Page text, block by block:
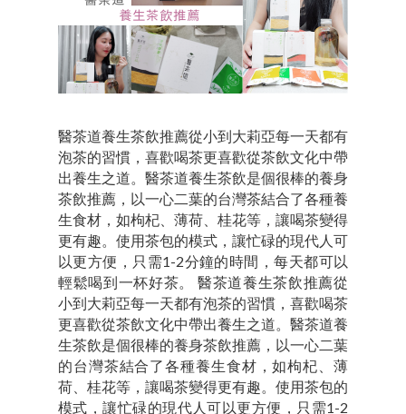
醫茶道養生茶飲推薦從小到大莉亞每一天都有
泡茶的習慣，喜歡喝茶更喜歡從茶飲文化中帶
出養生之道。醫茶道養生茶飲是個很棒的養身
茶飲推薦，以一心二葉的台灣茶結合了各種養
生食材，如枸杞、薄荷、桂花等，讓喝茶變得
更有趣。使用茶包的模式，讓忙碌的現代人可
以更方便，只需1-2分鐘的時間，每天都可以
輕鬆喝到一杯好茶。 醫茶道養生茶飲推薦從
小到大莉亞每一天都有泡茶的習慣，喜歡喝茶
更喜歡從茶飲文化中帶出養生之道。醫茶道養
生茶飲是個很棒的養身茶飲推薦，以一心二葉
的台灣茶結合了各種養生食材，如枸杞、薄
荷、桂花等，讓喝茶變得更有趣。使用茶包的
模式，讓忙碌的現代人可以更方便，只需1-2